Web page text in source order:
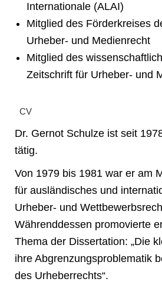
Internationale (ALAI)
Mitglied des Förderkreises
Urheber- und Medienrecht
Mitglied des
Zeitschrift für Urheber- und
CV
Dr. Gernot Schulze ist seit
tätig.
Von 1979 bis 1981 war er am
für ausländisches und
Urheber- und
Währenddessen promovierte
Thema der Dissertation: „Die
ihre Abgrenzungsproblematik
des Urheberrechts“.